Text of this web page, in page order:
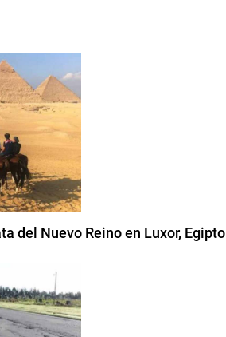
del Nuevo Reino en Luxor, Egipto